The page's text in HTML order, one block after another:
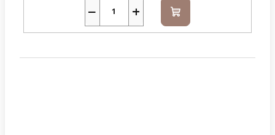
+
− Do
košíku